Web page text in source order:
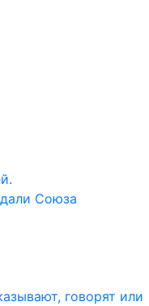
Союза
говорят или